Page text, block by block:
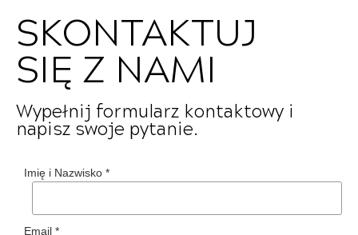
SKONTAKTUJ
SIĘ Z NAMI
Wypełnij formularz kontaktowy i
napisz swoje pytanie.
Imię i Nazwisko *
Email *